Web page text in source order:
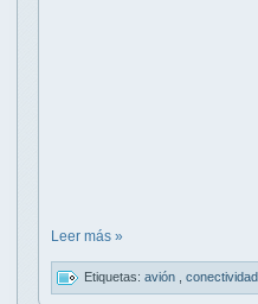
Leer más »
Etiquetas: avión conectividad